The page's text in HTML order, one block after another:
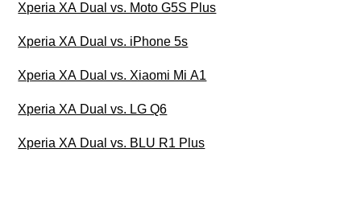
Xperia XA Dual vs. Moto G5S Plus
Xperia XA Dual vs. iPhone 5s
Xperia XA Dual vs. Xiaomi Mi A1
Xperia XA Dual vs. LG Q6
Xperia XA Dual vs. BLU R1 Plus